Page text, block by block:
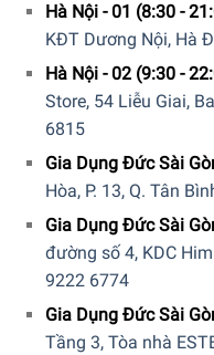
người.
Thiết kế3 giàn rửatiện
giàn dưới để xoong nồi,
dụng cụ nhỏ.
Hà Nội - 01 (8:30 -
KĐT Dương Nội, Hà
Hà Nội - 02 (9:30 -
Store, 54 Liễu Giai,
6815
Gia Dụng Đức Sài
Hòa, P. 13, Q. Tân
Gia Dụng Đức Sài
đường số 4, KDC
9222 6774
Gia Dụng Đức Sài
Tầng 3, Tòa nhà